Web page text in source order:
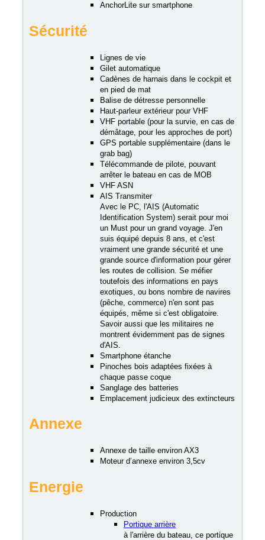
AnchorLite sur smartphone
Sécurité
Lignes de vie
Gilet automatique
Cadènes de harnais dans le cockpit et
en pied de mat
Balise de détresse personnelle
Haut-parleur extérieur pour VHF
VHF portable (pour la survie, en cas de
démâtage, pour les approches de port)
GPS portable supplémentaire (dans le
grab bag)
Télécommande de pilote, pouvant
arrêter le bateau en cas de MOB
VHF ASN
AIS Transmiter
Avec le PC, l'AIS (Automatic
Identification System) serait pour moi
un Must pour un grand voyage. J'en
suis équipé depuis 8 ans, et c'est
vraiment une grande sécurité et une
grande source d'information pour gérer
les routes de collision. Se méfier
toutefois des informations en pays
exotiques, ou bons nombre de navires
(pêche, commerce) n'en sont pas
équipés, même si c'est obligatoire.
Savoir aussi que les militaires ne
montrent évidemment pas de signes
d'AIS.
Smartphone étanche
Pinoches bois adaptées fixées à
chaque passe coque
Sanglage des batteries
Emplacement judicieux des extincteurs
Annexe
Annexe de taille environ AX3
Moteur d’annexe environ 3,5cv
Energie
Production
Portique arrière
à l'arrière du bateau, ce portique